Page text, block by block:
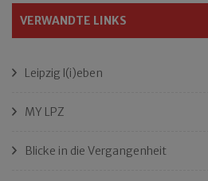
VERWANDTE LINKS
Leipzig l(i)eben
MY LPZ
Blicke in die Vergangenheit